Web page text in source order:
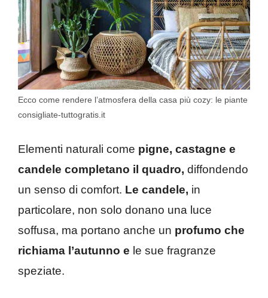
Ecco come rendere l’atmosfera della casa più cozy: le piante
consigliate-tuttogratis.it
Elementi naturali come pigne, castagne e
candele completano il quadro, diffondendo
un senso di comfort. Le candele, in
particolare, non solo donano una luce
soffusa, ma portano anche un profumo che
richiama l’autunno e le sue fragranze
speziate.